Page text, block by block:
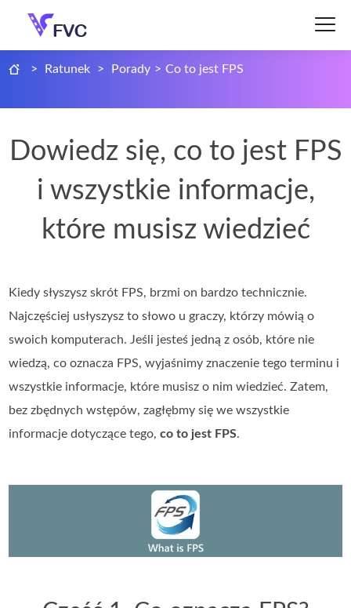
> Ratunek > Porady > Co to jest FPS
Dowiedz się, co to jest FPS
i wszystkie informacje,
które musisz wiedzieć
Kiedy słyszysz skrót FPS, brzmi on bardzo technicznie.
Najczęściej usłyszysz to słowo u graczy, którzy mówią o
swoich komputerach. Jeśli jesteś jedną z osób, które nie
wiedzą, co oznacza FPS, wyjaśnimy znaczenie tego terminu i
wszystkie informacje, które musisz o nim wiedzieć. Zatem,
bez zbędnych wstępów, zagłębmy się we wszystkie
informacje dotyczące tego,co to jest FPS.